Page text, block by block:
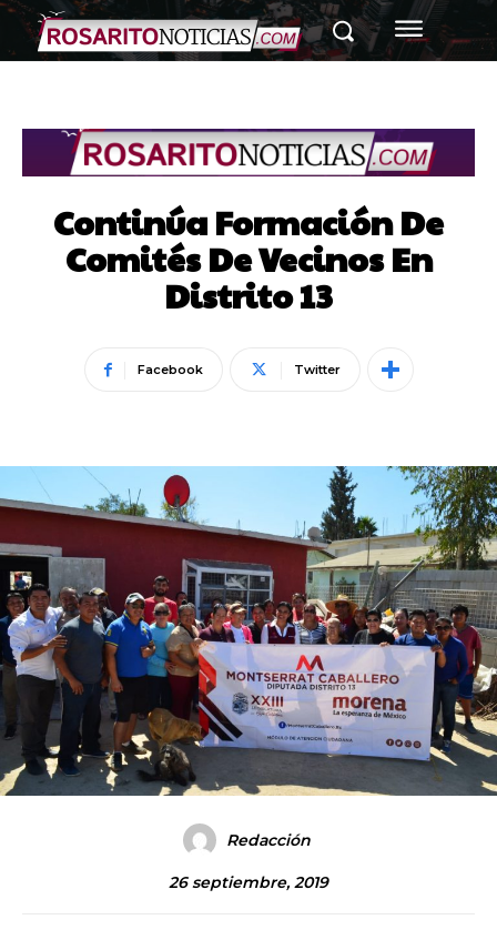
Continúa Formación De
Comités De Vecinos En
Distrito 13
Facebook Twitter
Redacción
26 septiembre, 2019